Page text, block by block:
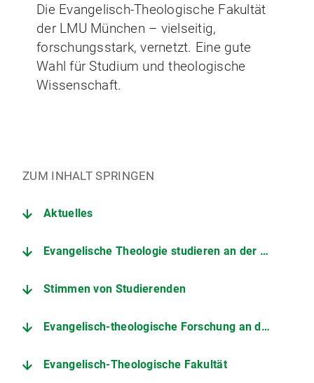
Die Evangelisch-Theologische Fakultät
der LMU München – vielseitig,
forschungsstark, vernetzt. Eine gute
Wahl für Studium und theologische
Wissenschaft.
ZUM INHALT SPRINGEN
Aktuelles
Evangelische Theologie studieren an der LMU
Stimmen von Studierenden
Evangelisch-theologische Forschung an der LMU
Evangelisch-Theologische Fakultät